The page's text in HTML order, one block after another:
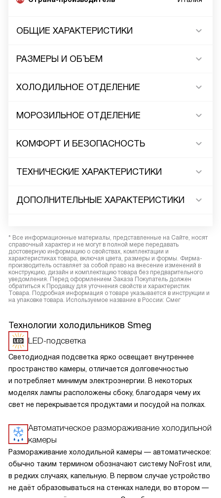
ОБЩИЕ ХАРАКТЕРИСТИКИ
РАЗМЕРЫ И ОБЪЕМ
ХОЛОДИЛЬНОЕ ОТДЕЛЕНИЕ
МОРОЗИЛЬНОЕ ОТДЕЛЕНИЕ
КОМФОРТ И БЕЗОПАСНОСТЬ
ТЕХНИЧЕСКИЕ ХАРАКТЕРИСТИКИ
ДОПОЛНИТЕЛЬНЫЕ ХАРАКТЕРИСТИКИ
* Все информационные материалы, представленные на Сайте, носят
справочный характер и не могут в полной мере передавать
достоверную информацию о свойствах, комплектации и
характеристиках товара, включая цвета, размеры и формы. Фирма-
производитель оставляет за собой право на внесение изменений в
конструкцию, дизайн и комплектацию товара без предварительного
уведомления. Перед оформлением Заказа Покупатель должен
обратиться к Продавцу для уточнения свойств и характеристик
Товара. Подробная информация о товаре указывается в инструкции и
на упаковке товара. Используемое название в России: Смег
Технологии холодильников Smeg
LED-подсветка
Светодиодная подсветка ярко освещает внутреннее
пространство камеры, отличается долговечностью
и потребляет минимум электроэнергии. В некоторых
моделях лампы расположены сбоку, благодаря чему их
свет не перекрывается продуктами и посудой на полках.
Автоматическое размораживание холодильной
камеры
Размораживание холодильной камеры — автоматическое:
обычно таким термином обозначают систему NoFrost или,
в редких случаях, капельную. В первом случае устройство
не даёт образовываться на стенках наледи, во втором —